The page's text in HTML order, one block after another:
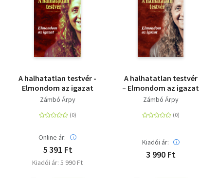
Természettudomány
Történelem
A halhatatlan testvér -
Elmondom az igazat
Zámbó Árpy
Online ár:
5 391 Ft
Kiadói ár: 5 990 Ft
A halhatatlan testvér
– Elmondom az igazat
Zámbó Árpy
Kiadói ár:
3 990 Ft